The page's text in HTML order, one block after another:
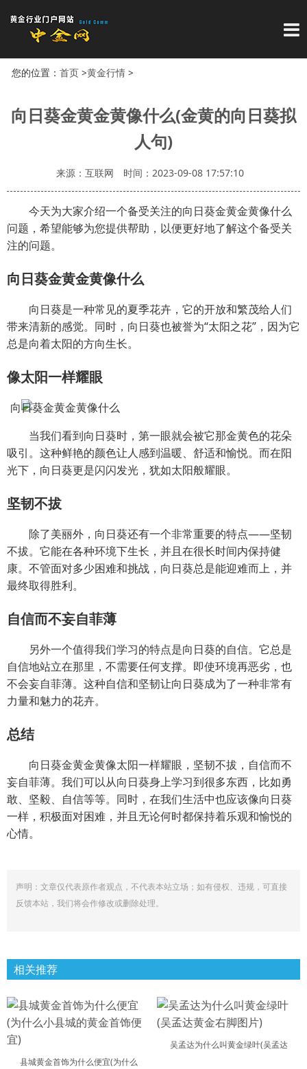
导
您的位置： 首页>黄金行情>
向日葵金黄金黄像什么(金黄的向日葵拟
人句)
来源：互联网 时间：2023-09-08 17:57:10
今天为大家介绍一个备受关注的向日葵金黄金黄像什么
问题，希望能够为您提供帮助，以便更好地了解这个备受关
注的问题。
向日葵金黄金黄像什么
向日葵是一种常见的夏季花卉，它的开放和繁茂给人们
带来清新的感觉。同时，向日葵也被誉为“太阳之花”，因为它
总是向着太阳的方向生长。
像太阳一样耀眼
当我们看到向日葵时，第一眼就会被它那金黄色的花朵
吸引。这种鲜艳的颜色让人感到温暖、舒适和愉悦。而在阳
光下，向日葵更是闪闪发光，犹如太阳般耀眼。
坚韧不拔
除了美丽外，向日葵还有一个非常重要的特点——坚韧
不拔。它能在各种环境下生长，并且在很长时间内保持健
康。不管面对多少困难和挑战，向日葵总是能迎难而上，并
最终取得胜利。
自信而不妄自菲薄
另外一个值得我们学习的特点是向日葵的自信。它总是
自信地站立在那里，不需要任何支撑。即使环境再恶劣，也
不会妄自菲薄。这种自信和坚韧让向日葵成为了一种非常有
力量和魅力的花卉。
总结
向日葵金黄金黄像太阳一样耀眼，坚韧不拔，自信而不
妄自菲薄。我们可以从向日葵身上学习到很多东西，比如勇
敢、坚毅、自信等等。同时，在我们生活中也应该像向日葵
一样，积极面对困难，并且无论何时都保持着乐观和愉悦的
心情。
声明：文章仅代表原作者观点，不代表本站立场；如有侵权、违规，可直接
反馈本站，我们将会作修改或删除处理。
相关推荐
县城黄金首饰为什么便宜(为什么
吴孟达为什么叫黄金绿叶(吴孟达